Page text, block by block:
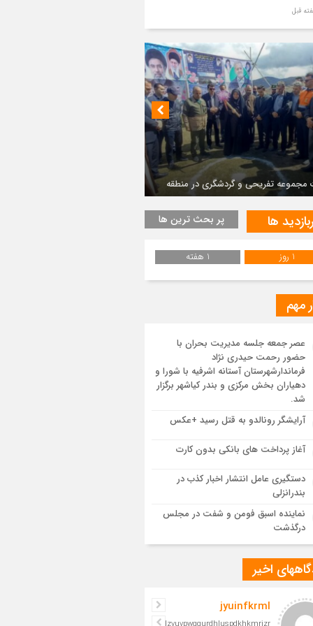
مطهر رهبر شهید انقلاب در حرم مطهر
آرام گرفت
طواف تهران، قم و عتبات… اینک سلامِ
در آستان امام رئوف
هوایی مراسم تشییع پیکر مطهر آقای
ایران – مشهد
تشییع پیکر مطهر آقای شهید ایران –
از تراکم جمعیت حاضر در میدان
پیکر رهبر شهید انقلاب در نجف اشرف
پیکر مطهر رهبر شهید انقلاب در مسجد
یکپارچه در سوگ و حماسه؛ بدرقه باشکوه
مجاهد
مدرسه نواب تا باغ وکیل؛ آغاز رفاقت ۷۰ ساله
قربانی با رهبرشهید
مجموعه تفریحی و گردشگری در منطقه
لاریخانی دیلمان
ها پر بحث ترین ها
1 روز 1 هفته
مهم
عصر جمعه جلسه مدیریت بحران با
حضور رحمت حیدری نژاد
فرماندارشهرستان آستانه اشرفیه با شورا و
دهیاران بخش مرکزی و بندر کیاشهر برگزار
شد.
آرایشگر رونالدو به قتل رسید +عکس
آغاز پرداخت های بانکی بدون کارت
دستگیری عامل انتشار اخبار کذب در
بندرانزلی
نماینده اسبق فومن و شفت در مجلس
درگذشت
اخیر
jyuinfkrml